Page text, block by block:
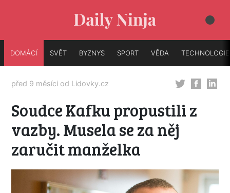
DOMÁCÍ SVĚT BYZNYS SPORT VĚDA TECHNOLOGIE
před 9 měsíci od Lidovky.cz
Soudce Kafku propustili z
vazby. Musela se za něj
zaručit manželka